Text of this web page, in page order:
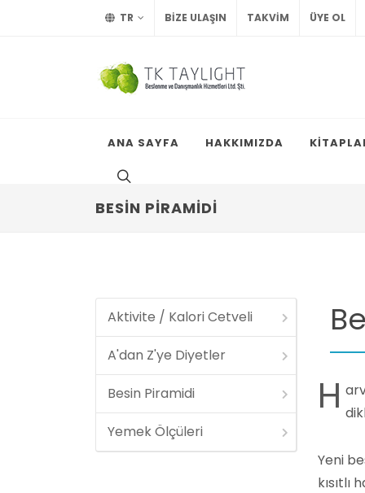
TR BİZE ULAŞIN TAKVİM ÜYE OL
ANA SAYFA HAKKIMIZDA
BESIN PIRAMIDI
H
Yeni
kısıtlı
Aktivite / Kalori Cetveli
A'dan Z'ye Diyetler
Besin Piramidi
Yemek Ölçüleri